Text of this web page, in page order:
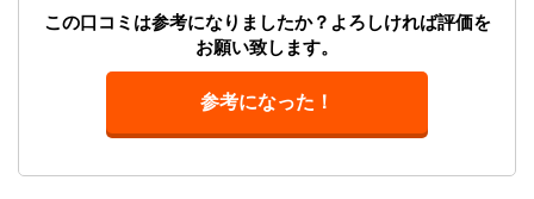
この口コミは参考になりましたか？よろしければ評価を
お願い致します。
参考になった！